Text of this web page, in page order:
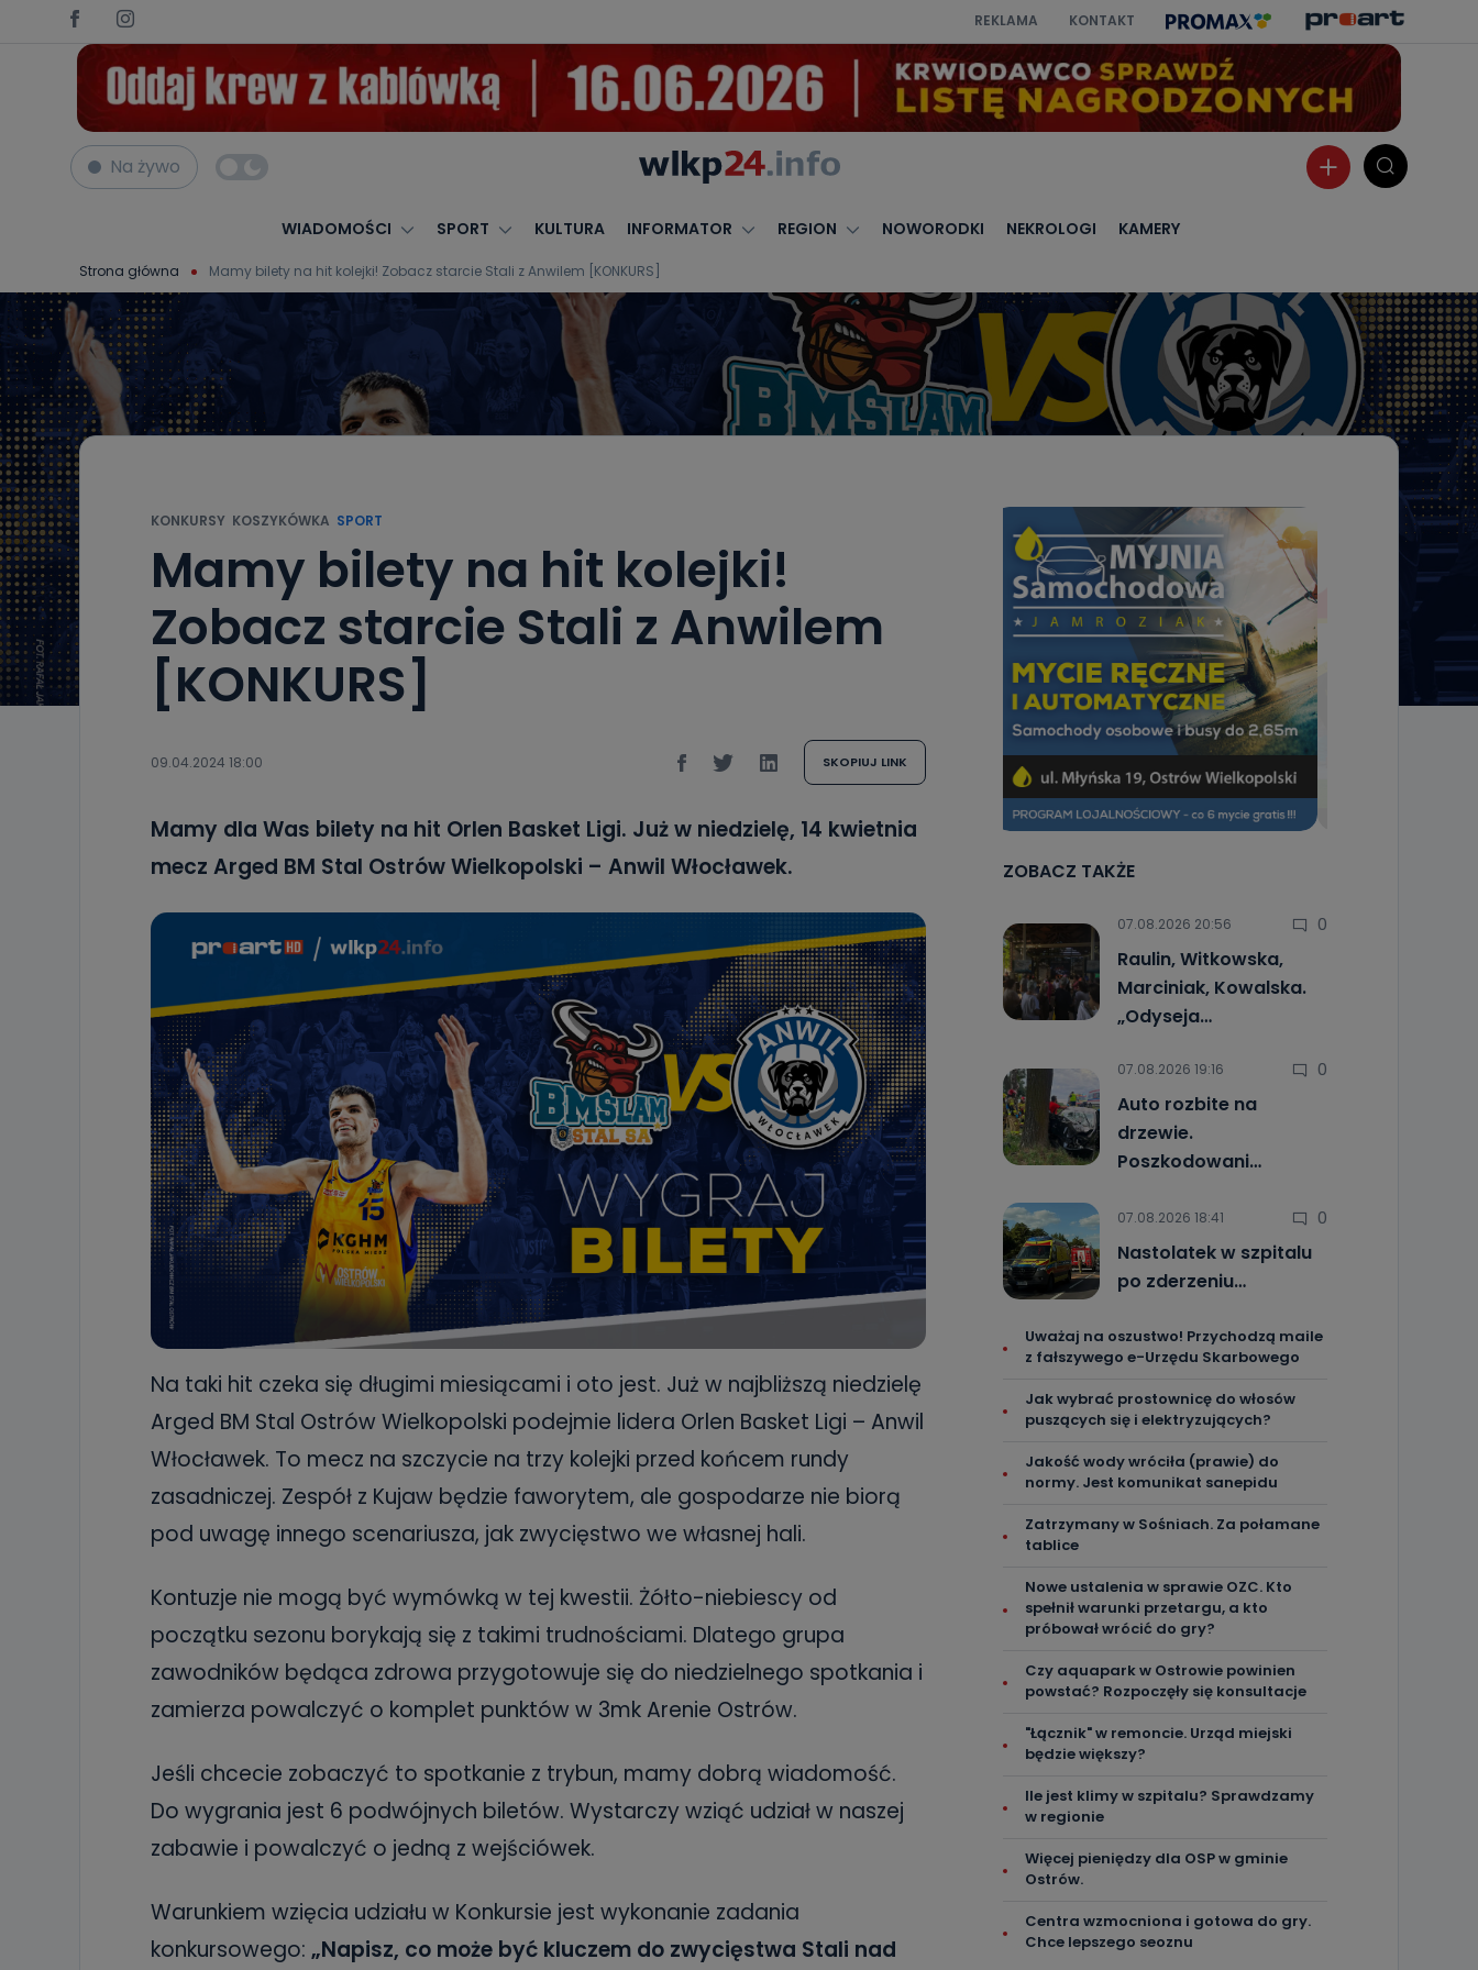
REKLAMA KONTAKT
Na żywo
WIADOMOŚCI SPORT KULTURA INFORMATOR REGION NOWORODKI NEKROLOGI KAMERY
Strona główna Mamy bilety na hit kolejki! Zobacz starcie Stali z Anwilem [KONKURS]
KONKURSY KOSZYKÓWKA SPORT
Mamy bilety na hit kolejki!
Zobacz starcie Stali z Anwilem
[KONKURS]
09.04.2024 18:00 SKOPIUJ LINK
Mamy dla Was bilety na hit Orlen Basket Ligi. Już w niedzielę, 14 kwietnia
mecz Arged BM Stal Ostrów Wielkopolski – Anwil Włocławek.
Na taki hit czeka się długimi miesiącami i oto jest. Już w najbliższą niedzielę
Arged BM Stal Ostrów Wielkopolski podejmie lidera Orlen Basket Ligi – Anwil
Włocławek. To mecz na szczycie na trzy kolejki przed końcem rundy
zasadniczej. Zespół z Kujaw będzie faworytem, ale gospodarze nie biorą
pod uwagę innego scenariusza, jak zwycięstwo we własnej hali.
Kontuzje nie mogą być wymówką w tej kwestii. Żółto-niebiescy od
początku sezonu borykają się z takimi trudnościami. Dlatego grupa
zawodników będąca zdrowa przygotowuje się do niedzielnego spotkania i
zamierza powalczyć o komplet punktów w 3mk Arenie Ostrów.
Jeśli chcecie zobaczyć to spotkanie z trybun, mamy dobrą wiadomość.
Do wygrania jest 6 podwójnych biletów. Wystarczy wziąć udział w naszej
zabawie i powalczyć o jedną z wejściówek.
Warunkiem wzięcia udziału w Konkursie jest wykonanie zadania
konkursowego: „Napisz, co może być kluczem do zwycięstwa Stali nad
ZOBACZ TAKŻE
07.08.2026 20:56 0
Raulin, Witkowska,
Marciniak, Kowalska.
„Odyseja…
07.08.2026 19:16 0
Auto rozbite na
drzewie.
Poszkodowani…
07.08.2026 18:41 0
Nastolatek w szpitalu
po zderzeniu…
Uważaj na oszustwo! Przychodzą maile
z fałszywego e-Urzędu Skarbowego
Jak wybrać prostownicę do włosów
puszących się i elektryzujących?
Jakość wody wróciła (prawie) do
normy. Jest komunikat sanepidu
Zatrzymany w Sośniach. Za połamane
tablice
Nowe ustalenia w sprawie OZC. Kto
spełnił warunki przetargu, a kto
próbował wrócić do gry?
Czy aquapark w Ostrowie powinien
powstać? Rozpoczęły się konsultacje
"Łącznik" w remoncie. Urząd miejski
będzie większy?
Ile jest klimy w szpitalu? Sprawdzamy
w regionie
Więcej pieniędzy dla OSP w gminie
Ostrów.
Centra wzmocniona i gotowa do gry.
Chce lepszego seoznu